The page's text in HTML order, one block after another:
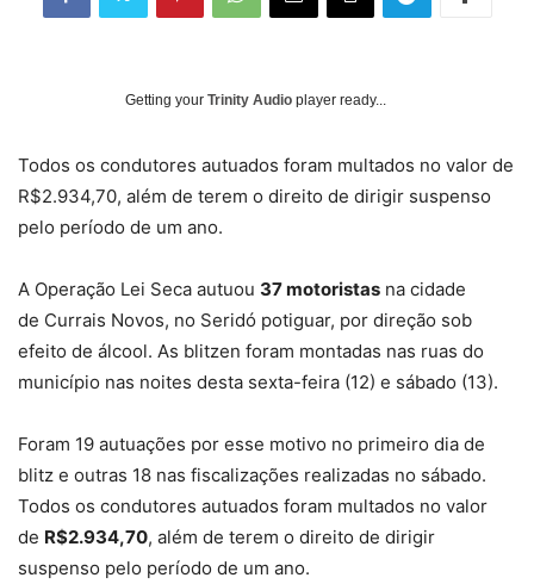
Getting your Trinity Audio player ready...
Todos os condutores autuados foram multados no valor de
R$2.934,70, além de terem o direito de dirigir suspenso
pelo período de um ano.
A Operação Lei Seca autuou 37 motoristas na cidade
de Currais Novos, no Seridó potiguar, por direção sob
efeito de álcool. As blitzen foram montadas nas ruas do
município nas noites desta sexta-feira (12) e sábado (13).
Foram 19 autuações por esse motivo no primeiro dia de
blitz e outras 18 nas fiscalizações realizadas no sábado.
Todos os condutores autuados foram multados no valor
de R$2.934,70, além de terem o direito de dirigir
suspenso pelo período de um ano.